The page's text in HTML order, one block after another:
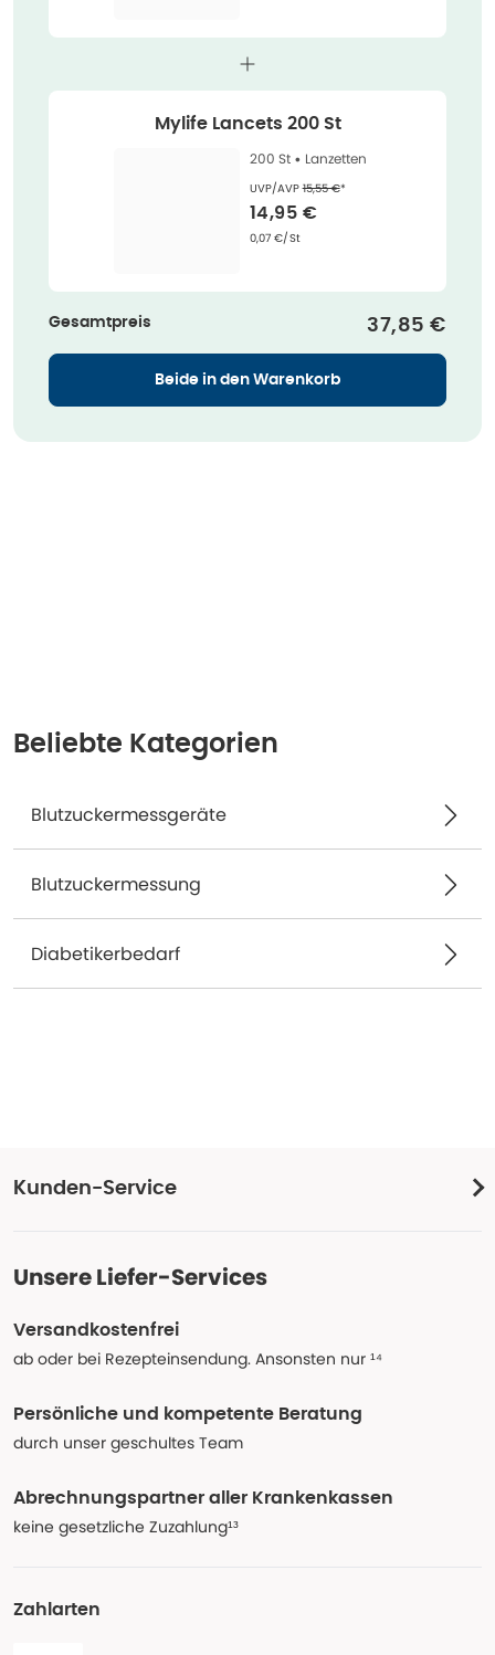
Mylife Lancets 200 St
200 St • Lanzetten
UVP/AVPEhemaliger Preis (U V P)
15,55 €*
Verkaufspreis
14,95 €
Grundpreis
0,07 €/St
Gesamtpreis 37,85 €
Beide in den Warenkorb
Beliebte Kategorien
Blutzuckermessgeräte
Blutzuckermessung
Diabetikerbedarf
Kunden-Service
Unsere Liefer-Services
Versandkostenfrei
ab oder bei Rezepteinsendung. Ansonsten nur ¹⁴
Persönliche und kompetente Beratung
durch unser geschultes Team
Abrechnungspartner aller Krankenkassen
keine gesetzliche Zuzahlung¹³
Zahlarten